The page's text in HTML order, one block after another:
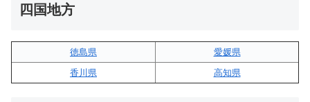
四国地方
徳島県
愛媛県
香川県
高知県